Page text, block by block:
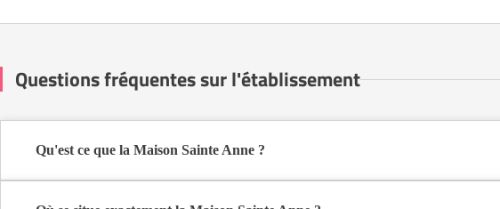
Questions fréquentes sur l'établissement
Qu'est ce que la Maison Sainte Anne ?